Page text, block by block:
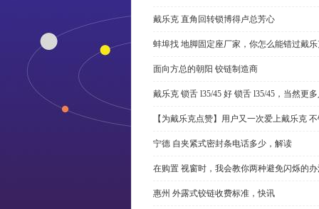
戴乐克 直角回转锁博得卢总芳心
蚌埠找 地脚固定座厂家，你怎么能错过戴
面向方总的朝阳 铰链制造商
戴乐克 锁舌 l35/45 好 锁舌 l35/45，当然更
【为戴乐克点赞】用户又一次爱上戴乐克
宁德 自夹紧式密封条电话多少，解读
在购置 视窗时，我会教你两种避免闪烁的
惠州 外露式铰链收费标准，快讯